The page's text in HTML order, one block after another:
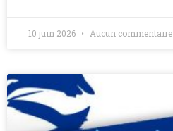
10 juin 2026 Aucun commentaire